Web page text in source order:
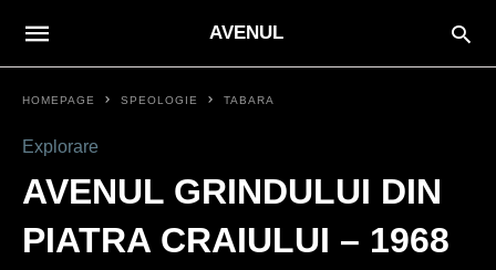
AVENUL
HOMEPAGE SPEOLOGIE TABARA
Explorare
AVENUL GRINDULUI DIN
PIATRA CRAIULUI – 1968